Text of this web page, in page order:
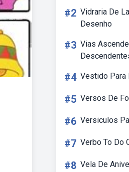
#2 Vidraria De
Desenho
#3 Vias
#4 Vestido Para
#5 Versos De
#6 Versiculos
#7 Verbo To Do
#8 Vela De